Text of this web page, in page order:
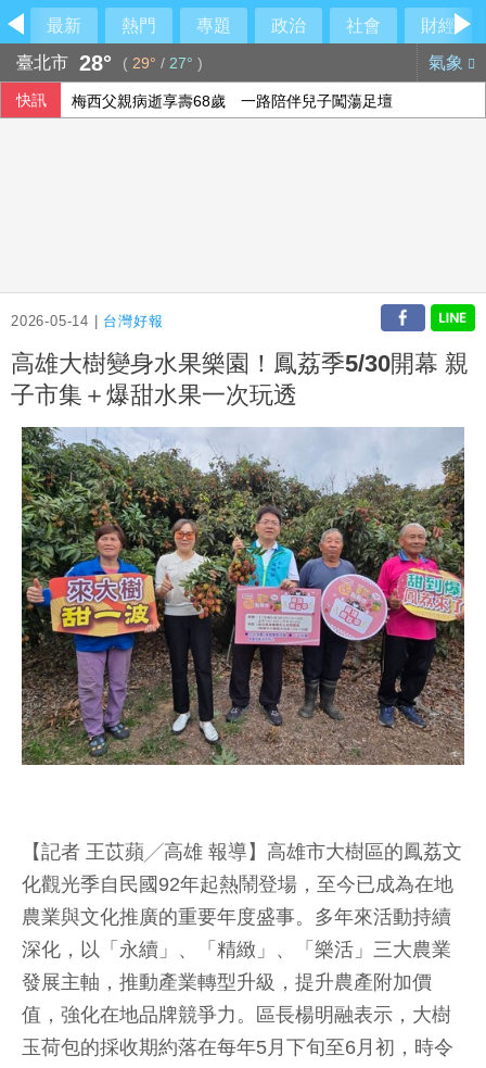
最新 熱門 專題 政治 社會
財經
臺北市 28° ( 29° / 27° ) 氣象
快訊 梅西父親病逝享壽68歲 一路陪伴兒子闖蕩足壇
2026-05-14 | 台灣好報
高雄大樹變身水果樂園！鳳荔季5/30開幕 親
子市集＋爆甜水果一次玩透
【記者 王苡蘋╱高雄 報導】高雄市大樹區的鳳荔文
化觀光季自民國92年起熱鬧登場，至今已成為在地
農業與文化推廣的重要年度盛事。多年來活動持續
深化，以「永續」、「精緻」、「樂活」三大農業
發展主軸，推動產業轉型升級，提升農產附加價
值，強化在地品牌競爭力。區長楊明融表示，大樹
玉荷包的採收期約落在每年5月下旬至6月初，時令